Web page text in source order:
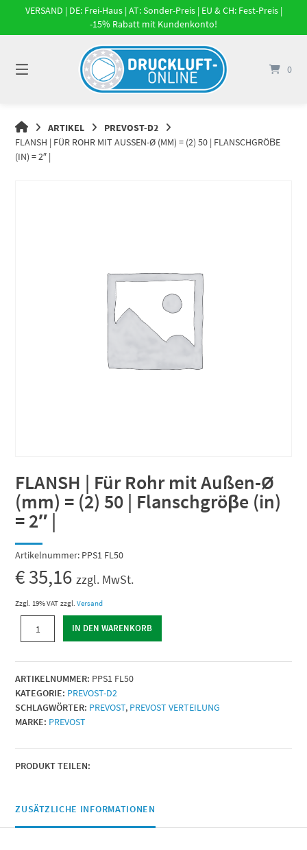
Springe
Inhalt
VERSAND | DE: Frei-Haus | AT: Sonder-Preis | EU & CH: Fest-Preis |
-15% Rabatt mit Kundenkonto!
0
DRUCKLUFT-
ONLINE
|
ARTIKEL
PREVOST-D2
FLANSH | FÜR ROHR MIT AUSSEN-Ø (MM) = (2) 50 | FLANSCHGRÖΒE (
IN) = 2″ |
FLANSH | Für Rohr mit Außen-Ø
(mm) = (2) 50 | Flanschgröβe (in)
= 2″ |
Artikelnummer: PPS1 FL50
€35,16 zzgl. MwSt.
Zzgl. 19% VAT zzgl.Versand
Rohr
mit
Außen-
Ø
(mm)
(2)
50
(in)
=
IN DEN WARENKORB
ARTIKELNUMMER: PPS1 FL50
KATEGORIE: PREVOST-D2
SCHLAGWÖRTER: PREVOST, PREVOST VERTEILUNG
MARKE: PREVOST
PRODUKT TEILEN:
ZUSÄTZLICHE INFORMATIONEN